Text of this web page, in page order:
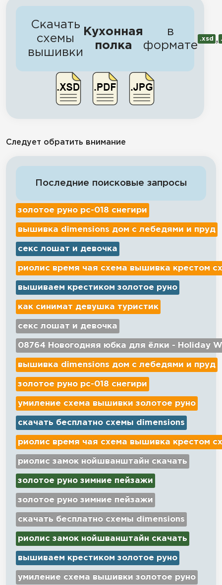
Скачать
схемы
вышивки
Кухонная
полка
в
формате
.xsd ,
Следует обратить внимание
Последние поисковые запросы
золотое руно рс-018 снегири
вышивка dimensions дом с лебедями и пруд
секс лошат и девочка
риолис время чая схема вышивка крестом
вышиваем крестиком золотое руно
как синимат девушка туристик
секс лошат и девочка
08764 Новогодняя юбка для ёлки - Holiday
вышивка dimensions дом с лебедями и пруд
золотое руно рс-018 снегири
умиление схема вышивки золотое руно
скачать бесплатно схемы dimensions
риолис время чая схема вышивка крестом
риолис замок нойшванштайн скачать
золотое руно зимние пейзажи
золотое руно зимние пейзажи
скачать бесплатно схемы dimensions
риолис замок нойшванштайн скачать
вышиваем крестиком золотое руно
умиление схема вышивки золотое руно